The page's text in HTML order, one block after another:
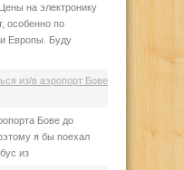
на электронику
особенно по
Европы. Буду
из/в аэропорт Бове
Бове до
я бы поехал
из